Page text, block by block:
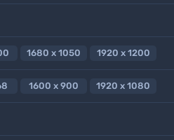
1680 x 1050 1920 x 1200
1600 x 900 1920 x 1080